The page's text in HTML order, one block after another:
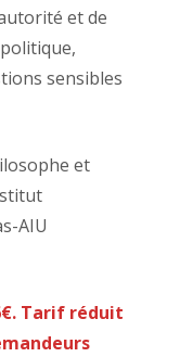
et de
sensibles
et
AIU
Tarif réduit